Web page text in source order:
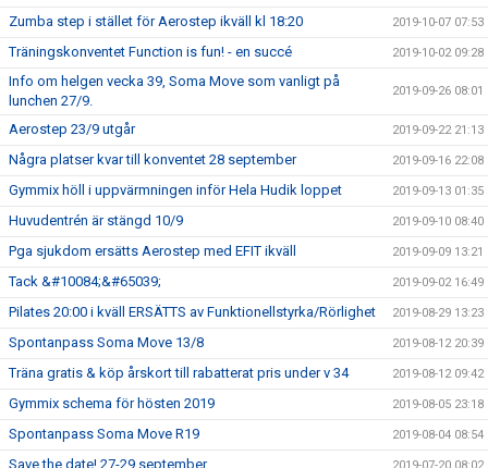
Zumba step i stället för Aerostep ikväll kl 18:20 2019-10-07 07:53
Träningskonventet Function is fun! - en succé 2019-10-02 09:28
Info om helgen vecka 39, Soma Move som vanligt på
lunchen 27/9.
2019-09-26 08:01
Aerostep 23/9 utgår 2019-09-22 21:13
Några platser kvar till konventet 28 september 2019-09-16 22:08
Gymmix höll i uppvärmningen inför Hela Hudik loppet 2019-09-13 01:35
Huvudentrén är stängd 10/9 2019-09-10 08:40
Pga sjukdom ersätts Aerostep med EFIT ikväll 2019-09-09 13:21
Tack &#10084;&#65039; 2019-09-02 16:49
Pilates 20:00 i kväll ERSÄTTS av Funktionellstyrka/Rörlighet 2019-08-29 13:23
Spontanpass Soma Move 13/8 2019-08-12 20:39
Träna gratis & köp årskort till rabatterat pris under v 34 2019-08-12 09:42
Gymmix schema för hösten 2019 2019-08-05 23:18
Spontanpass Soma Move R19 2019-08-04 08:54
Save the date! 27-29 september